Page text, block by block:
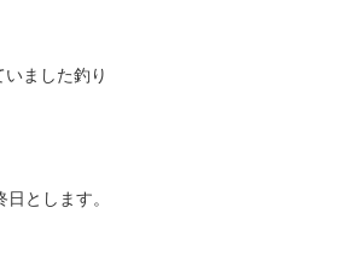
ました釣り
とします。